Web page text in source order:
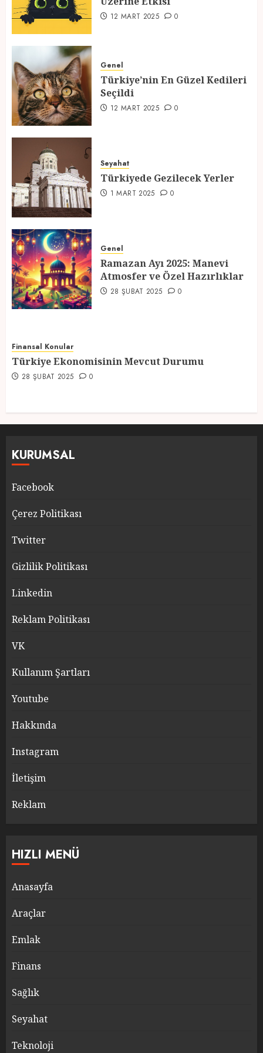
2
3
Seçildi
12 MART 2025 0
4
1 MART 2025
5
Atmosfer ve Özel Hazırlıklar
28 ŞUBAT 2025 0
12 MART 2025 0
Genel
Türkiye’nin En Güzel Kedileri
Seçildi
12 MART 2025 0
Seyahat
Türkiyede Gezilecek Yerler
1 MART 2025 0
Genel
Ramazan Ayı 2025: Manevi
Atmosfer ve Özel Hazırlıklar
28 ŞUBAT 2025 0
Finansal Konular
Türkiye Ekonomisinin Mevcut Durumu
28 ŞUBAT 2025 0
KURUMSAL
Facebook
Çerez Politikası
Twitter
Gizlilik Politikası
Linkedin
Reklam Politikası
VK
Kullanım Şartları
Youtube
Hakkında
Instagram
İletişim
Reklam
HIZLI MENÜ
Anasayfa
Araçlar
Emlak
Finans
Sağlık
Seyahat
Teknoloji